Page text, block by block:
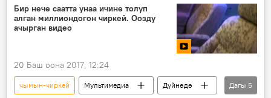
оору
Бир нече саатта унаа ичине толуп
алган миллиондогон чиркей. Оозду
ачырган видео
20 Баш оона 2017, 12:24
чымын-чиркей Мультимедиа
Дүйнөдө
Дагы 5